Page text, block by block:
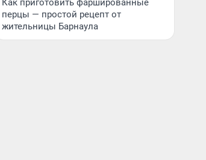
Как приготовить фаршированные
перцы — простой рецепт от
жительницы Барнаула